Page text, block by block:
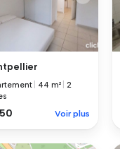
44 m² |2
Voir plus